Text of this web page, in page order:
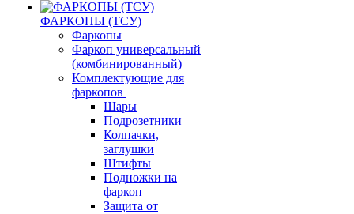
ФАРКОПЫ (ТСУ)
Фаркопы
Фаркоп универсальный
(комбинированный)
Комплектующие для
фаркопов
Шары
Подрозетники
Колпачки,
заглушки
Штифты
Подножки на
фаркоп
Защита от